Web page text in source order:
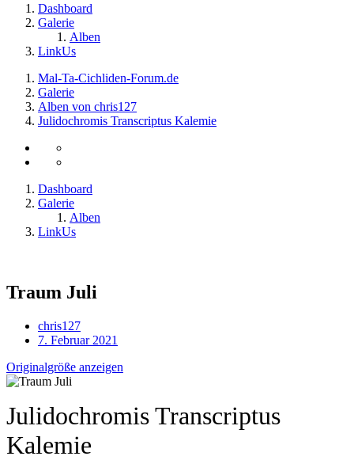
Dashboard
Galerie
Alben
LinkUs
Mal-Ta-Cichliden-Forum.de
Galerie
Alben von chris127
Julidochromis Transcriptus Kalemie
Dashboard
Galerie
Alben
LinkUs
Traum Juli
chris127
7. Februar 2021
Originalgröße anzeigen
Julidochromis Transcriptus
Kalemie